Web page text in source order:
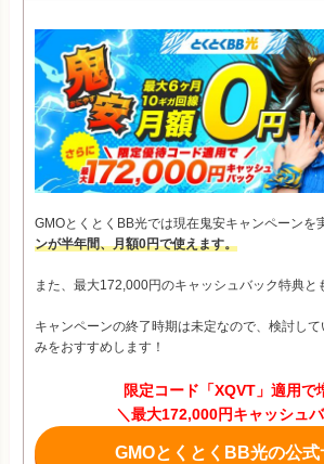
GMOとくとくBB光では現在鬼安キャンペーンを
ンが半年間、月額0円で使えます。
また、最大172,000円のキャッシュバック特典と
キャンペーンの終了時期は未定なので、検討し
みをおすすめします！
限定コード「XQVT」適用で
＼最大172,000円キャッシュ
GMOとくとくBB光の公式